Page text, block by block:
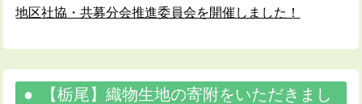
地区社協・共募分会推進委員会を開催しました！
【栃尾】織物生地の寄附をいただきまし